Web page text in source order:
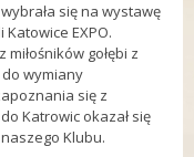
się na wystawę
Katowice EXPO.
gołębi z
do wymiany
się z
Katrowic okazał się
Klubu.